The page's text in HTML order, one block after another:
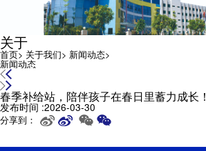
关于
首页> 关于我们> 新闻动态>
新闻动态
春季补给站，陪伴孩子在春日里蓄力成长！
发布时间 :2026-03-30
分享到：